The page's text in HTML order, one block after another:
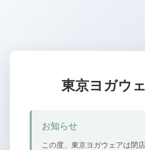
東京ヨガウ
お知らせ
この度、東京ヨガウェアは閉